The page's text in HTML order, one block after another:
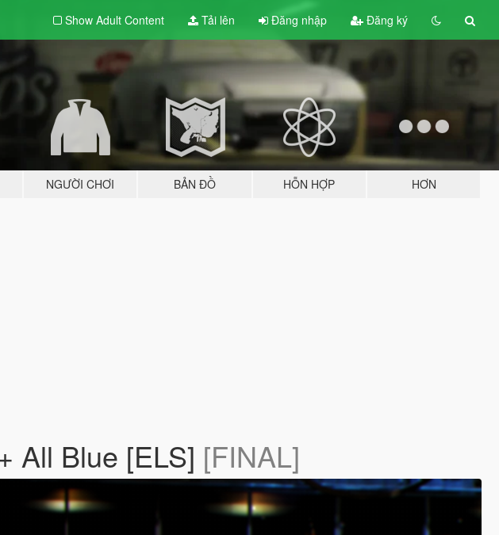
Show Adult Content Tải lên Đăng nhập Đăng ký
NGƯỜI CHƠI BẢN ĐỒ HỖN HỢP HƠN
All Blue [ELS] [FINAL]